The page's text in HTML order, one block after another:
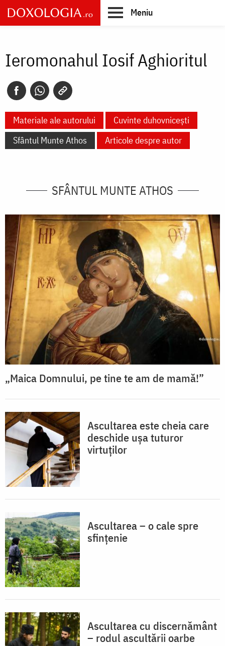
Skip
to
main
Meniu
Ieromonahul Iosif Aghioritul
Materiale ale autorului
Cuvinte duhovnicești
Sfântul Munte Athos
Articole despre autor
SFÂNTUL MUNTE ATHOS
„Maica Domnului, pe tine te am de mamă!”
Ascultarea este cheia care
deschide ușa tuturor
virtuților
Ascultarea – o cale spre
sfințenie
Ascultarea cu discernământ
– rodul ascultării oarbe